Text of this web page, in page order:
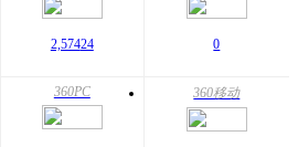
2,57424 0
360PC 360移动